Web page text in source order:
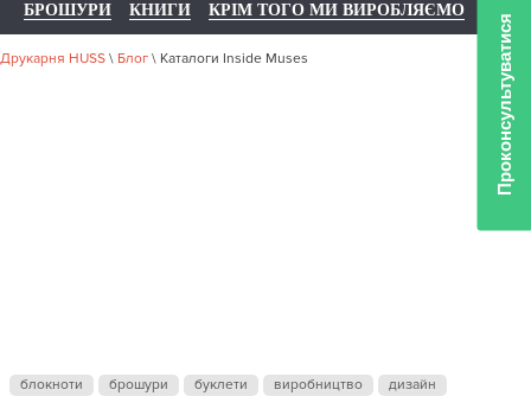
БРОШУРИ
КНИГИ КРІМ ТОГО МИ ВИРОБЛЯЄМО
Друкарня HUSS \ Блог \ Каталоги Inside Muses
КАТАЛОГИ
MUSES
блокноти брошури буклети виробництво
дизайн
Проконсультуватися